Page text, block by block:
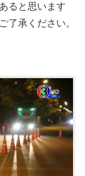
ると思います
了承ください。